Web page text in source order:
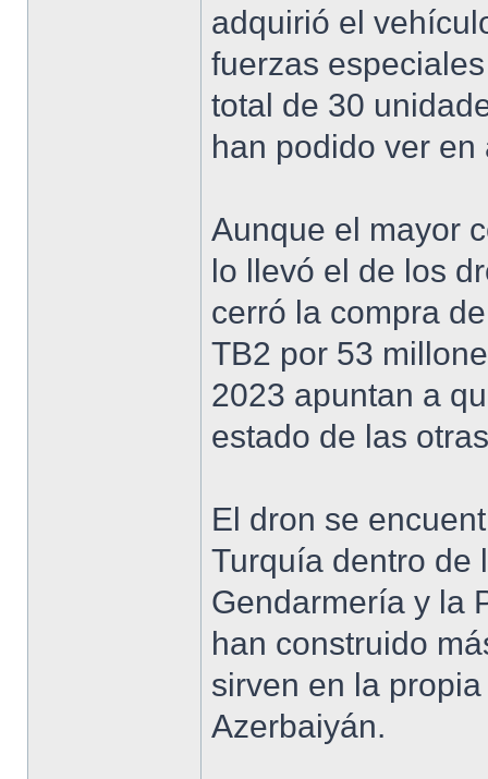
adquirió el
fuerzas
total de 30
han podido ver
Aunque el mayor
lo llevó el de los
cerró la compra
TB2 por 53
2023 apuntan a
estado de las
El dron se
Turquía dentro de
Gendarmería y la
han construido
sirven en la
Azerbaiyán.